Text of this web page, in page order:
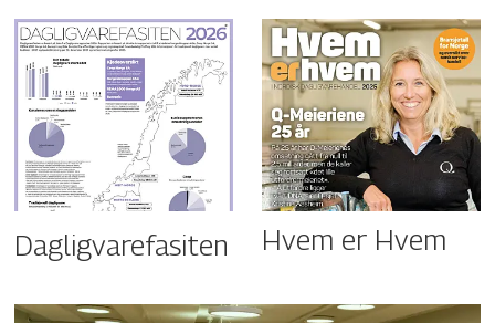
Dagligvarefasiten Hvem er Hvem